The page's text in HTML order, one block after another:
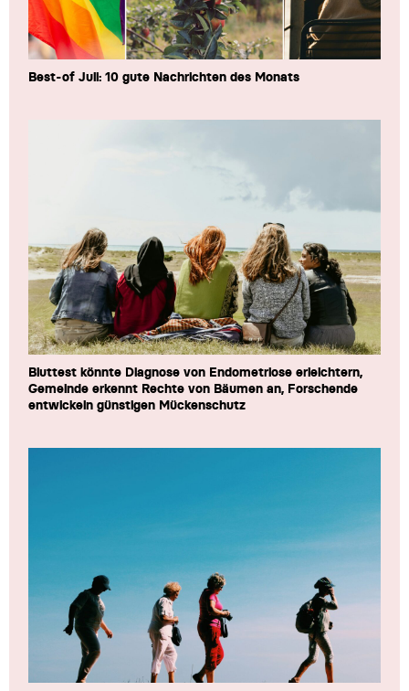
Best-of Juli: 10 gute Nachrichten des Monats
Bluttest könnte Diagnose von Endometriose erleichtern,
Gemeinde erkennt Rechte von Bäumen an, Forschende
entwickeln günstigen Mückenschutz